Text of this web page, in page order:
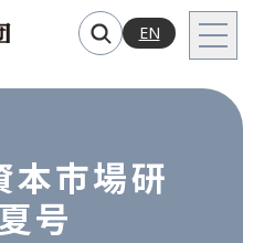
EN
本市場研
号